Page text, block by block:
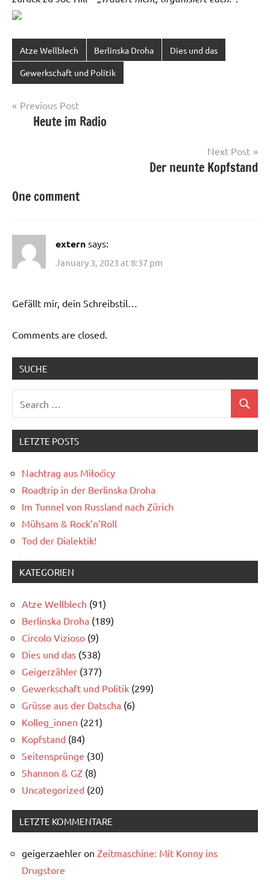
Atze Wellblech Berlinska Droha Dies und das
Gewerkschaft und Politik
Post
navigation
Previous Post
Heute im Radio
Next Post
Der neunte Kopfstand
One comment
extern says:
January 3, 2023 at 8:37 pm
Gefällt mir, dein Schreibstil…
Comments are closed.
SUCHE
for:
Search
LETZTE POSTS
Nachtrag aus Miłoćicy
Roadtrip in der Berlinska Droha
Im Tunnel von Russland nach Zürich
Mühsam & Rock’n’Roll
Tod der Dialektik!
KATEGORIEN
Atze Wellblech (91)
Berlinska Droha (189)
Circolo Vizioso (9)
Dies und das (538)
Geigerzähler (377)
Gewerkschaft und Politik (299)
Grüsse aus der Datscha (6)
Kolleg_innen (221)
Kopfstand (84)
Seitensprünge (30)
Shannon & GZ (8)
Uncategorized (20)
LETZTE KOMMENTARE
geigerzaehler on Zeitmaschine: Mit Konny ins
Drugstore